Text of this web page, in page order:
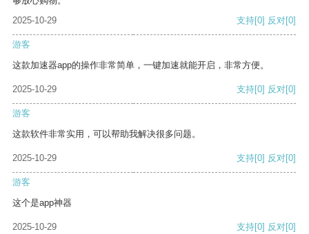
2025-10-29
支持[0] 反对[0]
游客
这款加速器app的操作非常简单，一键加速就能开启，非常方便。
2025-10-29 支持[0] 反对[0]
游客
这款软件非常实用，可以帮助我解决很多问题。
2025-10-29 支持[0] 反对[0]
游客
这个是app神器
2025-10-29 支持[0] 反对[0]